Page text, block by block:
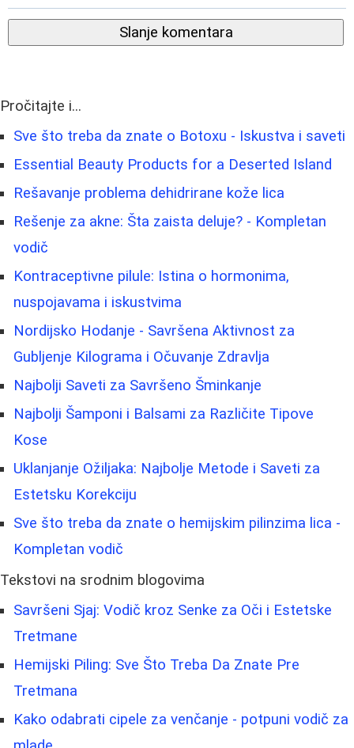
Slanje komentara
Pročitajte i...
Sve što treba da znate o Botoxu - Iskustva i saveti
Essential Beauty Products for a Deserted Island
Rešavanje problema dehidrirane kože lica
Rešenje za akne: Šta zaista deluje? - Kompletan
vodič
Kontraceptivne pilule: Istina o hormonima,
nuspojavama i iskustvima
Nordijsko Hodanje - Savršena Aktivnost za
Gubljenje Kilograma i Očuvanje Zdravlja
Najbolji Saveti za Savršeno Šminkanje
Najbolji Šamponi i Balsami za Različite Tipove
Kose
Uklanjanje Ožiljaka: Najbolje Metode i Saveti za
Estetsku Korekciju
Sve što treba da znate o hemijskim pilinzima lica -
Kompletan vodič
Tekstovi na srodnim blogovima
Savršeni Sjaj: Vodič kroz Senke za Oči i Estetske
Tretmane
Hemijski Piling: Sve Što Treba Da Znate Pre
Tretmana
Kako odabrati cipele za venčanje - potpuni vodič za